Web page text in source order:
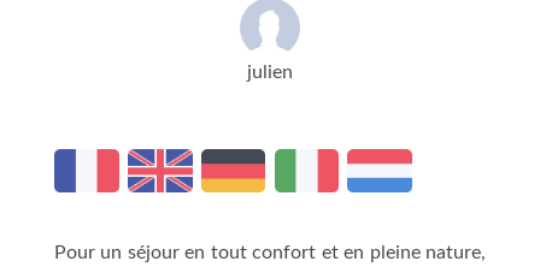
julien
Pour un séjour en tout confort et en pleine nature,